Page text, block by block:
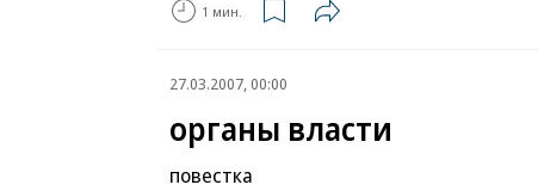
1 мин.
27.03.2007, 00:00
органы власти
повестка